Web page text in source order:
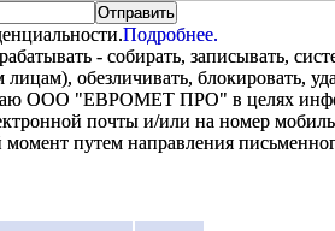
Подробнее.
- собирать, записывать,
лицам), обезличивать,
ООО "ЕВРОМЕТ ПРО" в целях
почты и/или на номер
путем направления